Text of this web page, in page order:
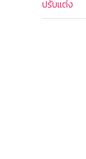
ปรับแต่ง